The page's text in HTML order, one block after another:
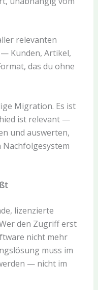
relevanten
Kunden, Artikel,
das du ohne
Migration. Es ist
ist relevant —
und auswerten,
lizenzierte
den Zugriff erst
nicht mehr
muss im
— nicht im